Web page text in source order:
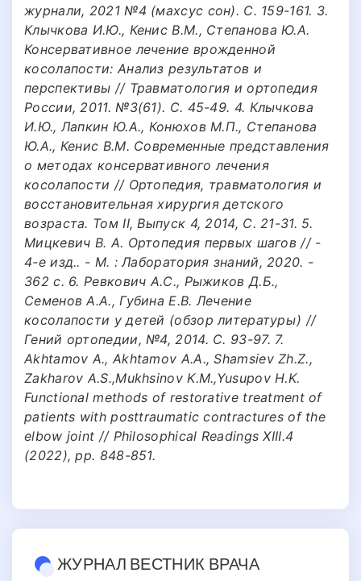
журнали, 2021 №4 (махсус сон). С. 159-161. 3.
Клычкова И.Ю., Кенис В.М., Степанова Ю.А.
Консервативное лечение врожденной
косолапости: Анализ результатов и
перспективы // Травматология и ортопедия
России, 2011. №3(61). С. 45-49. 4. Клычкова
И.Ю., Лапкин Ю.А., Конюхов М.П., Степанова
Ю.А., Кенис В.М. Современные представления
о методах консервативного лечения
косолапости // Ортопедия, травматология и
восстановительная хирургия детского
возраста. Том II, Выпуск 4, 2014, С. 21-31. 5.
Мицкевич В. А. Ортопедия первых шагов // -
4-е изд.. - М. : Лаборатория знаний, 2020. -
362 c. 6. Ревкович А.С., Рыжиков Д.Б.,
Семенов А.А., Губина Е.В. Лечение
косолапости у детей (обзор литературы) //
Гений ортопедии, №4, 2014. С. 93-97. 7.
Akhtamov A., Akhtamov A.A., Shamsiev Zh.Z.,
Zakharov A.S.,Mukhsinov K.M.,Yusupov H.K.
Functional methods of restorative treatment of
patients with posttraumatic contractures of the
elbow joint // Philosophical Readings XIII.4
(2022), pp. 848-851.
ЖУРНАЛ ВЕСТНИК ВРАЧА